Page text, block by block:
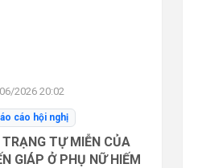
2026 20:02
cáo hội nghị
TỰ MIỄN CỦA
GIÁP Ở PHỤ NỮ HIẾM